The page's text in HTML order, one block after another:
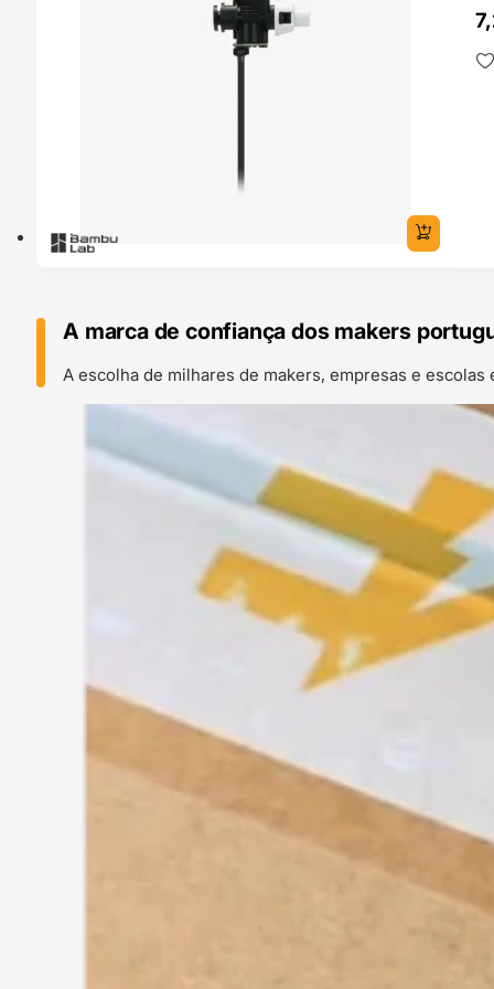
A marca de confiança dos makers
A escolha de milhares de makers, empresas e escolas